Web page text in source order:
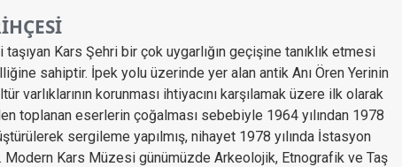
Kars Şehri bir çok uygarlığın geçişine tanıklık etmesi
sahiptir. İpek yolu üzerinde yer alan antik Anı Ören Yerinin
korunması ihtiyacını karşılamak üzere ilk olarak
toplanan eserlerin çoğalması sebebiyle 1964 yılından 1978
sergileme yapılmış, nihayet 1978 yılında İstasyon
Modern Kars Müzesi günümüzde Arkeolojik, Etnografik ve Taş